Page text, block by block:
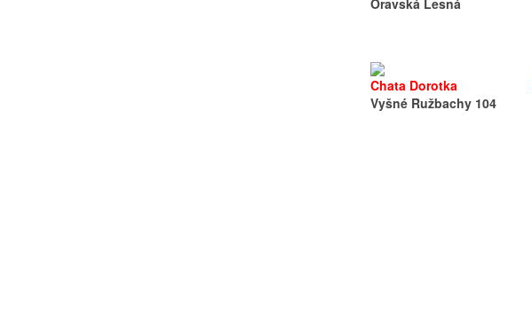
Oravská Lesná
Chata Dorotka
Vyšné Ružbachy 104